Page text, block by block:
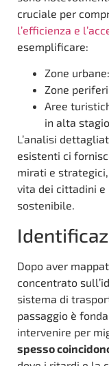
cruciale per
l’efficienza e
esemplificare:
Zone
Zone
Aree
in alta
L’analisi
esistenti ci
mirati e
vita dei cittadini e
sostenibile.
Dopo aver
concentrato
sistema di
passaggio è
intervenire per
spesso